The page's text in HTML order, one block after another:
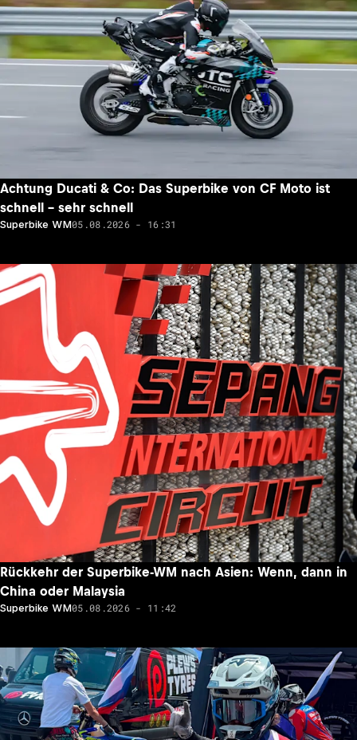
Achtung Ducati & Co: Das Superbike von CF Moto ist
schnell – sehr schnell
Superbike WM05.08.2026 - 16:31
Rückkehr der Superbike-WM nach Asien: Wenn, dann in
China oder Malaysia
Superbike WM05.08.2026 - 11:42